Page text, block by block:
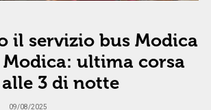
il servizio bus Modica
ultima corsa
3 di notte
09/08/2025